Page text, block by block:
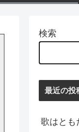
検索
最近の投
歌はとも